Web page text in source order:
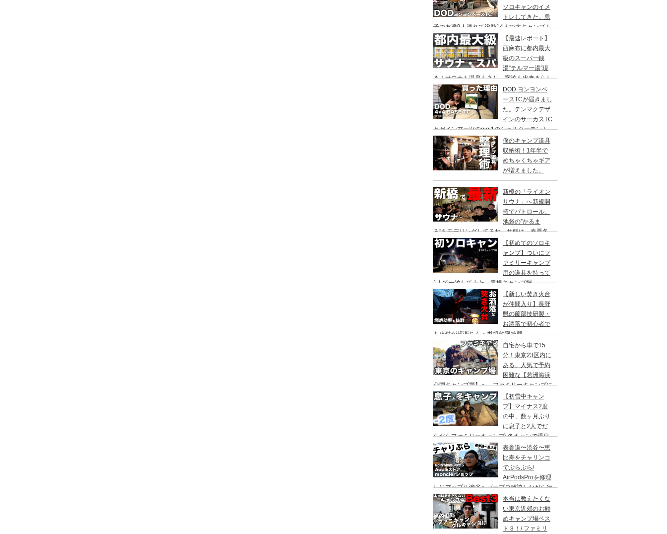
ソロキャンのイメ
トレしてきた。息
子の友達9人連れて総勢14人で大キャンプ！
めちゃくちゃ疲れたぞ。
【最速レポート】
西麻布に都内最大
級のスーパー銭
湯”テルマー湯”現
る！サウナも温泉もあり、宿泊も出来るらし
い♪
DOD ヨンヨンベ
ースTCが届きまし
た。テンマクデザ
インのサーカスTC
とゼインアーツのgigi1のシェルターテント
と比較検討をし、購入に至った理由。
僕のキャンプ道具
収納術！1年半で
めちゃくちゃギア
が増えました。
新橋の「ライオン
サウナ」へ新規開
拓でパトロール。
池袋の”かるま
る”をモデリングしてるね。サ飯は、春夏冬
にて。
【初めてのソロキ
ャンプ】ついにフ
ァミリーキャンプ
用の道具を持って
1人で一泊してみた。青根キャンプ場
【新しい焚き火台
が仲間入り】長野
県の薗部技研製・
お洒落で初心者で
も火付が超楽ちん・燃焼効率抜群
自宅から車で15
分！東京23区内に
ある、人気で予約
困難な【若洲海浜
公園キャンプ場】へ、ファミリーキャンプに
行ってきた。冬キャンプもキャンプギアを上
手に使えば暖かくて楽しい♪
【初雪中キャン
プ】マイナス2度
の中、数ヶ月ぶり
に息子と2人でだ
らだらファミリーキャンプ/ 冬キャンで温泉
入って焚き火して超絶楽しかった。大野路キ
ャンプ場は結構いいかも
表参道〜渋谷〜恵
比寿をチャリンコ
でぷらぷら/
AirPodsProを修理
しにアップル渋谷へゴープロ雑談しながら行
ってきます。モンクレールの新型ショップも
行ってみました。
本当は教えたくな
い東京近郊のお勧
めキャンプ場ベス
ト３！/ ファミリ